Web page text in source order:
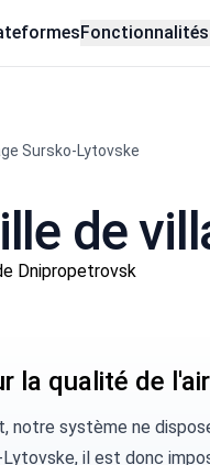
Fonctionnalités
Sursko-Lytovske
de
Dnipropetrovsk
la qualité de
notre système ne
il est donc